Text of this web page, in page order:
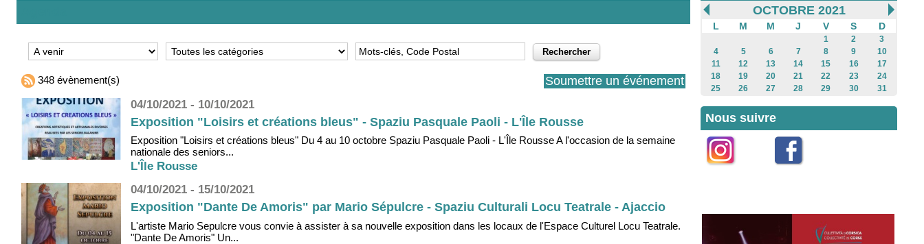
348 évènement(s) Soumettre un événement
04/10/2021 - 10/10/2021
Exposition "Loisirs et créations bleus" - Spaziu Pasquale Paoli - L'Île Rousse
Exposition "Loisirs et créations bleus" Du 4 au 10 octobre Spaziu Pasquale Paoli - L'Île Rousse A l'occasion de la semaine
nationale des seniors...
L'Île Rousse
04/10/2021 - 15/10/2021
Exposition "Dante De Amoris" par Mario Sépulcre - Spaziu Culturali Locu Teatrale - Ajaccio
L'artiste Mario Sepulcre vous convie à assister à sa nouvelle exposition dans les locaux de l'Espace Culturel Locu Teatrale.
"Dante De Amoris" Un...
OCTOBRE 2021
L M M J V S D
1 2
3
4
5 6 7 8 9
10
11
12 13 14 15 16
17
18
19 20 21 22 23
24
25
26 27 28 29 30 31
Nous suivre